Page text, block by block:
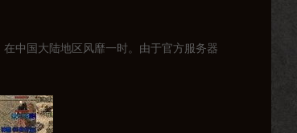
中国大陆地区风靡一时。由于官方服务器